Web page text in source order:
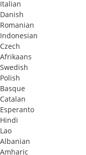
Italian
Danish
Romanian
Indonesian
Czech
Afrikaans
Swedish
Polish
Basque
Catalan
Esperanto
Hindi
Lao
Albanian
Amharic